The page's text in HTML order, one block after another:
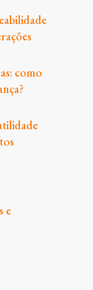
como
e